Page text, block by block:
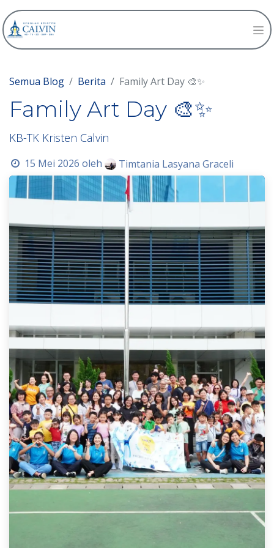
Semua Blog Berita Family Art Day 🎨✨
Family Art Day 🎨✨
KB-TK Kristen Calvin
15 Mei 2026 oleh Timtania Lasyana Graceli